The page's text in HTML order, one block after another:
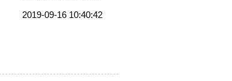
2019-09-16 10:40:42